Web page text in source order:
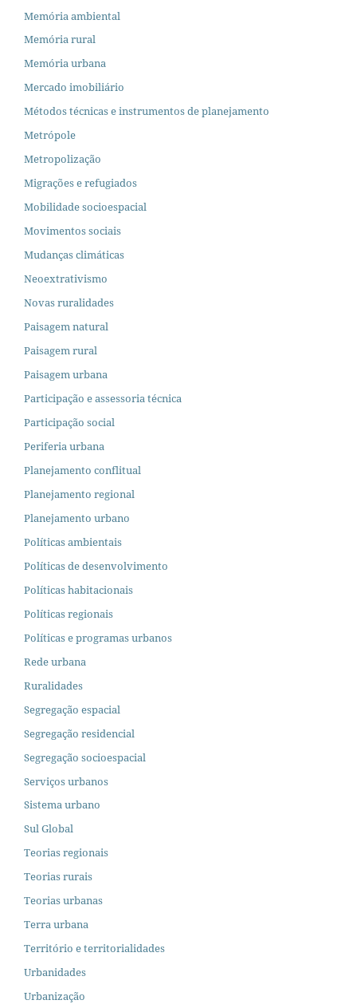
Memória ambiental
Memória rural
Memória urbana
Mercado imobiliário
Métodos técnicas e instrumentos de planejamento
Metrópole
Metropolização
Migrações e refugiados
Mobilidade socioespacial
Movimentos sociais
Mudanças climáticas
Neoextrativismo
Novas ruralidades
Paisagem natural
Paisagem rural
Paisagem urbana
Participação e assessoria técnica
Participação social
Periferia urbana
Planejamento conflitual
Planejamento regional
Planejamento urbano
Políticas ambientais
Políticas de desenvolvimento
Políticas habitacionais
Políticas regionais
Políticas e programas urbanos
Rede urbana
Ruralidades
Segregação espacial
Segregação residencial
Segregação socioespacial
Serviços urbanos
Sistema urbano
Sul Global
Teorias regionais
Teorias rurais
Teorias urbanas
Terra urbana
Território e territorialidades
Urbanidades
Urbanização